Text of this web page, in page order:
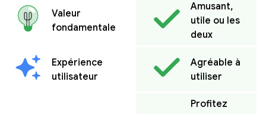
Valeur
fondamentale
Amusant,
utile ou les
deux
Expérience
utilisateur
Agréable à
utiliser
Profitez